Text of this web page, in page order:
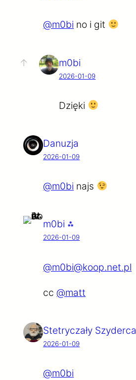
@m0bi no i git
m0bi
2026-01-09
Dzięki
Danuzja
2026-01-09
@m0bi najs
m0bi ⁂
2026-01-09
@m0bi@koop.net.pl
cc @matt
Stetryczały Szyderca
2026-01-09
@m0bi